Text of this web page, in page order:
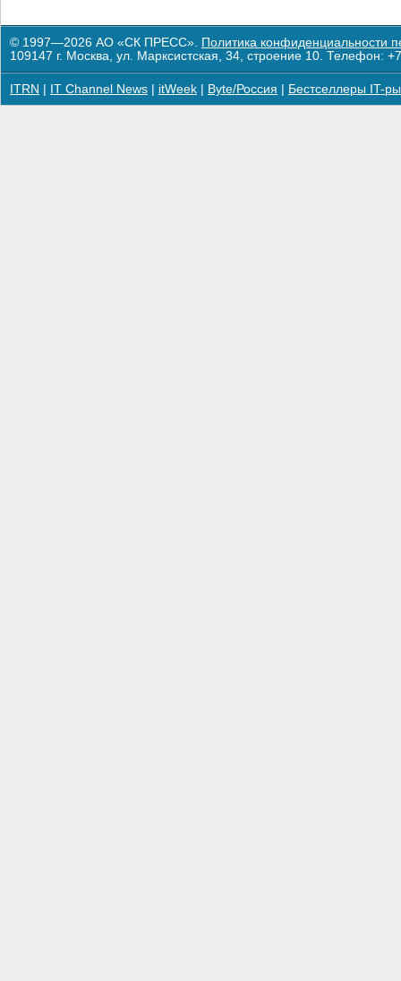
© 1997—2026 АО «СК ПРЕСС». Политика конфиденциальности
109147 г. Москва, ул. Марксистская, 34, строение 10. Телефон:
ITRN IT Channel News itWeek Byte/Россия Бестселлеры IT-